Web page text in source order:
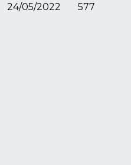
24/05/2022 577